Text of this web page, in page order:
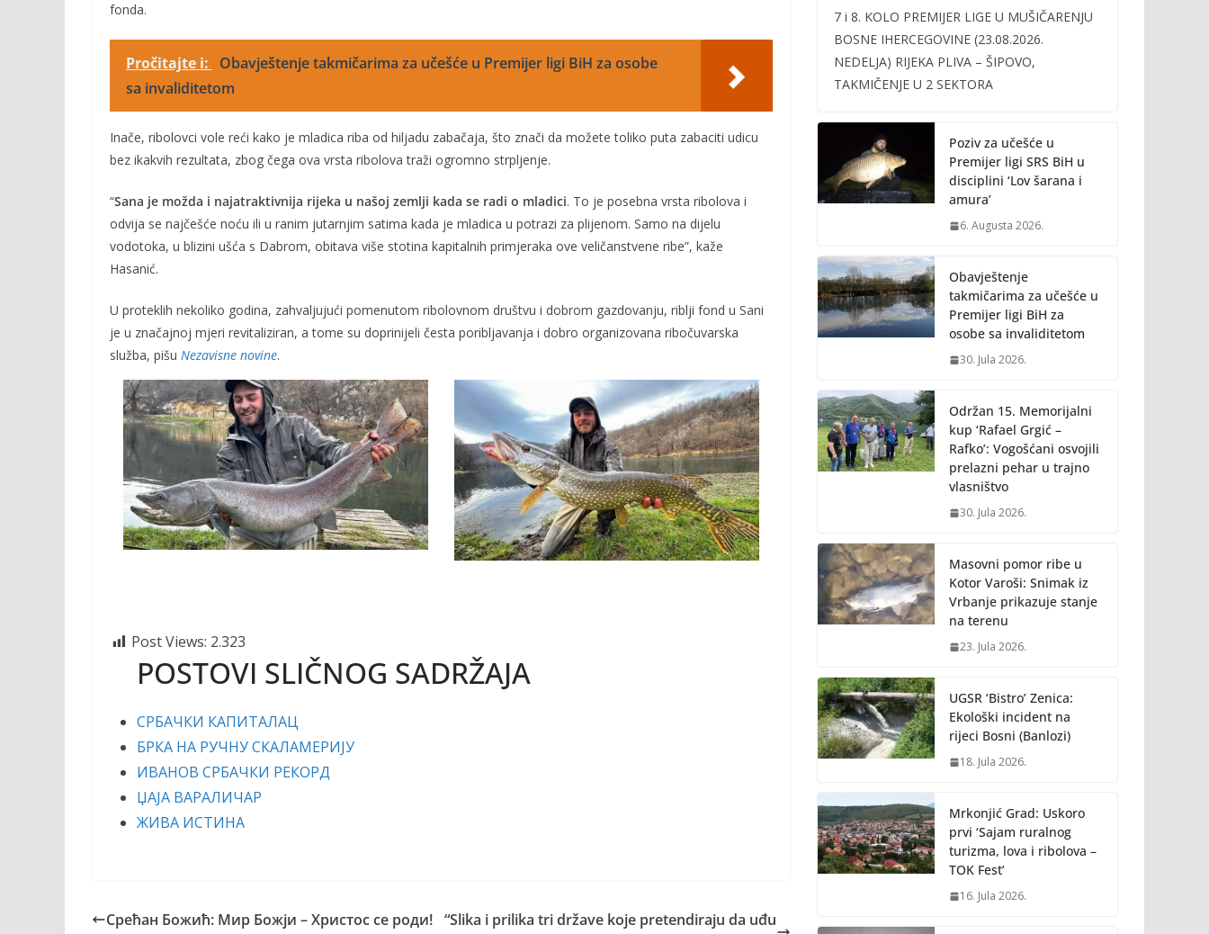
fonda.
Pročitajte i:
Obavještenje takmičarima za učešće u Premijer ligi BiH za osobe
sa invaliditetom
Inače, ribolovci vole reći kako je mladica riba od hiljadu zabačaja, što znači da možete toliko puta zabaciti udicu
bez ikakvih rezultata, zbog čega ova vrsta ribolova traži ogromno strpljenje.
“Sana je možda i najatraktivnija rijeka u našoj zemlji kada se radi o mladici. To je posebna vrsta ribolova i
odvija se najčešće noću ili u ranim jutarnjim satima kada je mladica u potrazi za plijenom. Samo na dijelu
vodotoka, u blizini ušća s Dabrom, obitava više stotina kapitalnih primjeraka ove veličanstvene ribe”, kaže
Hasanić.
U proteklih nekoliko godina, zahvaljujući pomenutom ribolovnom društvu i dobrom gazdovanju, riblji fond u Sani
je u značajnoj mjeri revitaliziran, a tome su doprinijeli česta poribljavanja i dobro organizovana ribočuvarska
služba, pišu Nezavisne novine.
Post Views: 2.323
POSTOVI SLIČNOG SADRŽAJA
СРБАЧКИ КАПИТАЛАЦ
БРКА НА РУЧНУ СКАЛАМЕРИЈУ
ИВАНОВ СРБАЧКИ РЕКОРД
ЏАЈА ВАРАЛИЧАР
ЖИВА ИСТИНА
Срећан Божић: Мир Божји – Христос се роди! “Slika i prilika tri države koje pretendiraju da uđu
e
b
o
o
k
itt
er
ai
l
p
y
Li
k
7 i 8. KOLO PREMIJER LIGE U MUŠIČARENJU
BOSNE IHERCEGOVINE (23.08.2026.
NEDELJA) RIJEKA PLIVA – ŠIPOVO,
TAKMIČENJE U 2 SEKTORA
Poziv za učešće u
Premijer ligi SRS BiH u
disciplini ‘Lov šarana i
amura’
6. Augusta 2026.
Obavještenje
takmičarima za učešće u
Premijer ligi BiH za
osobe sa invaliditetom
30. Jula 2026.
Održan 15. Memorijalni
kup ‘Rafael Grgić –
Rafko’: Vogošćani osvojili
prelazni pehar u trajno
vlasništvo
30. Jula 2026.
Masovni pomor ribe u
Kotor Varoši: Snimak iz
Vrbanje prikazuje stanje
na terenu
23. Jula 2026.
UGSR ‘Bistro’ Zenica:
Ekološki incident na
rijeci Bosni (Banlozi)
18. Jula 2026.
Mrkonjić Grad: Uskoro
prvi ‘Sajam ruralnog
turizma, lova i ribolova –
TOK Fest’
16. Jula 2026.